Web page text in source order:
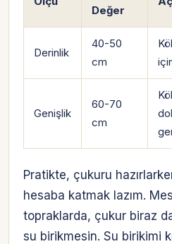
Değer
Derinlik
40-50
cm
Genişlik
60-70
cm
Pratikte, çukuru
hesaba katmak lazım.
topraklarda, çukur biraz
su birikmesin. Su birikimi